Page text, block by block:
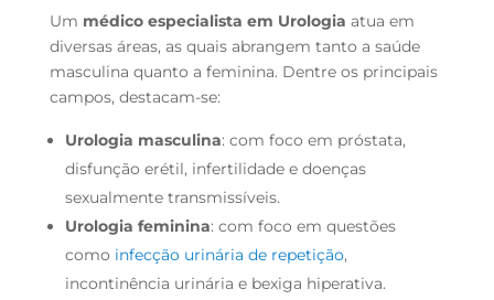
Um médico especialista em Urologia atua em
diversas áreas, as quais abrangem tanto a saúde
masculina quanto a feminina. Dentre os principais
campos, destacam-se:
Urologia masculina: com foco em próstata,
disfunção erétil, infertilidade e doenças
sexualmente transmissíveis.
Urologia feminina: com foco em questões
como infecção urinária de repetição,
incontinência urinária e bexiga hiperativa.